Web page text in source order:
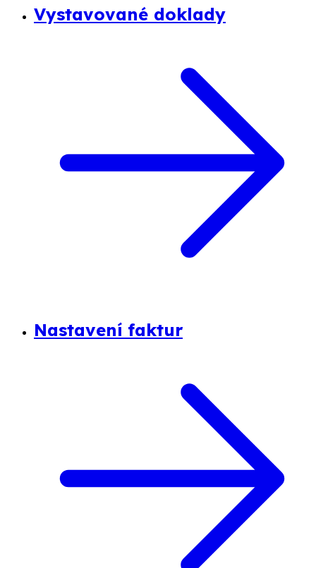
Vystavované doklady
Nastavení faktur